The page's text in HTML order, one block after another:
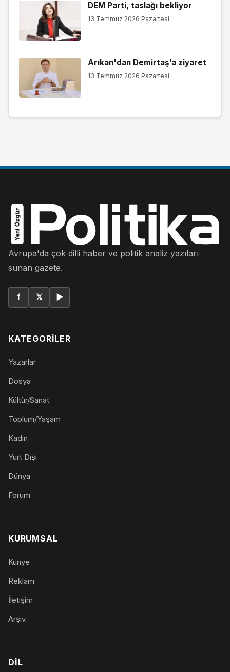
DEM Parti, taslağı bekliyor
13 Temmuz 2026 Pazartesi
Arıkan'dan Demirtaş’a ziyaret
13 Temmuz 2026 Pazartesi
Avrupa'da çok dilli haber ve politik analiz yazıları
sunan gazete.
f 𝕏 ▶
KATEGORILER
Yazarlar
Dosya
Kültür/Sanat
Toplum/Yaşam
Kadın
Yurt Dışı
Dünya
Forum
KURUMSAL
Künye
Reklam
İletişim
Arşiv
DIL